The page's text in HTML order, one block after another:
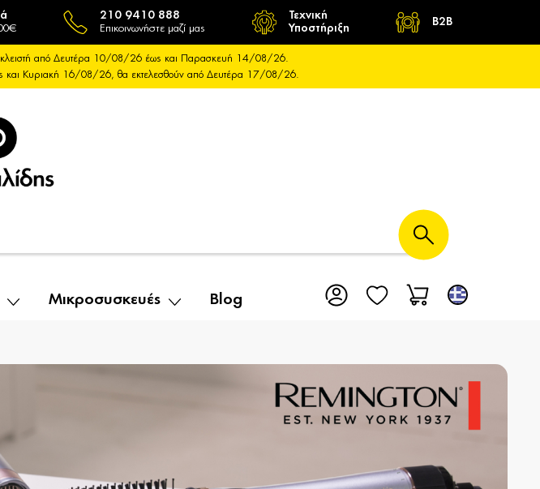
210 9410 888
Επικοινωνήστε μαζί μας
Τεχνική
Υποστήριξη
B2B
κλειστή από Δευτέρα 10/08/26 έως και Παρασκευή 14/08/26.
και Κυριακή 16/08/26, θα εκτελεσθούν από Δευτέρα 17/08/26.
Μικροσυσκευές Blog